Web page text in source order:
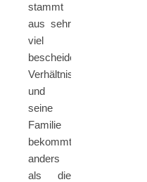
stammt
aus sehr
viel
bescheideneren
Verhältnissen
und
seine
Familie
bekommt
anders
als die